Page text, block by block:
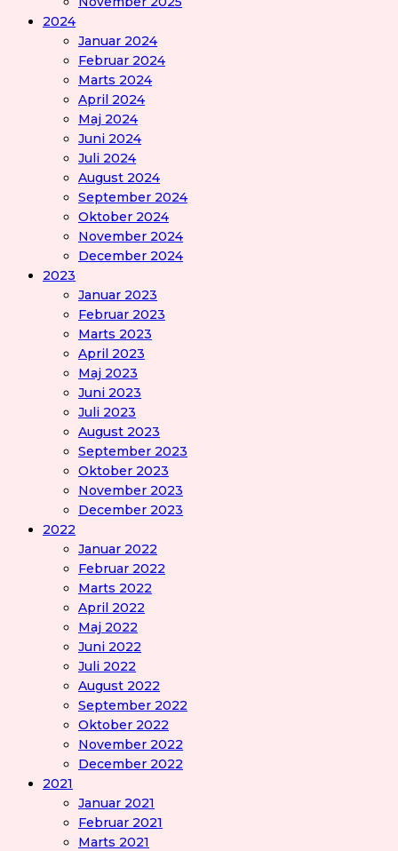
2024
Januar 2024
Februar 2024
Marts 2024
April 2024
Maj 2024
Juni 2024
Juli 2024
August 2024
September 2024
Oktober 2024
November 2024
December 2024
2023
Januar 2023
Februar 2023
Marts 2023
April 2023
Maj 2023
Juni 2023
Juli 2023
August 2023
September 2023
Oktober 2023
November 2023
December 2023
2022
Januar 2022
Februar 2022
Marts 2022
April 2022
Maj 2022
Juni 2022
Juli 2022
August 2022
September 2022
Oktober 2022
November 2022
December 2022
2021
Januar 2021
Februar 2021
Marts 2021